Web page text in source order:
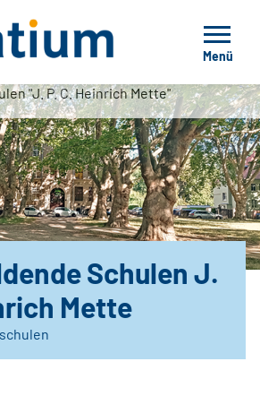
Menü
"J. P. C. Heinrich Mette"
Schulen J.
Mette